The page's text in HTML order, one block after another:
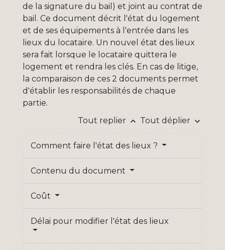
de la signature du bail) et joint au contrat de
bail. Ce document décrit l'état du logement
et de ses équipements à l'entrée dans les
lieux du locataire. Un nouvel état des lieux
sera fait lorsque le locataire quittera le
logement et rendra les clés. En cas de litige,
la comparaison de ces 2 documents permet
d'établir les responsabilités de chaque
partie.
Tout replier keyboard_arrow_up Tout déplier keyboard_arrow_down
Comment faire l'état des lieux ?
Contenu du document
Coût
Délai pour modifier l'état des lieux